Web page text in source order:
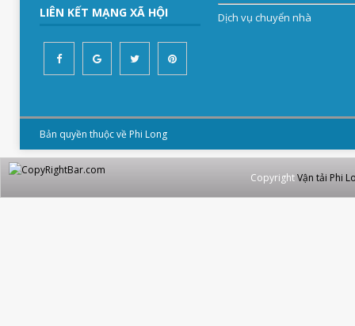
LIÊN KẾT MẠNG XÃ HỘI
Dịch vụ chuyển nhà
Bản quyền thuộc về Phi Long
CopyrightVận tải Phi